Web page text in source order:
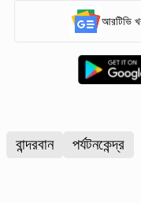
আরটিভি
বান্দরবান পর্যটনকেন্দ্র